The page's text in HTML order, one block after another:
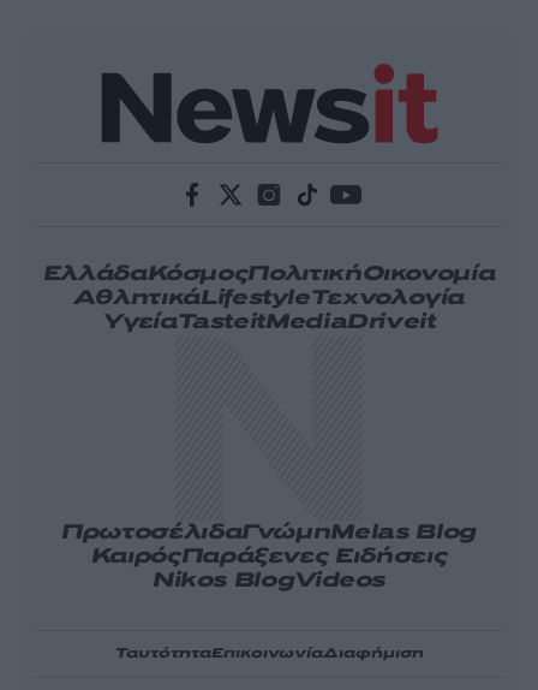
ΕλλάδαΚόσμοςΠολιτικήΟικονομία
ΑθλητικάLifestyleΤεχνολογία
ΥγείαTasteitMediaDriveit
ΠρωτοσέλιδαΓνώμηMelas Blog
ΚαιρόςΠαράξενες Ειδήσεις
Nikos BlogVideos
ΤαυτότηταΕπικοινωνίαΔιαφήμιση